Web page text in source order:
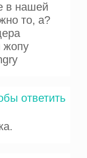
в нашей
то, а?
жопу
ответить